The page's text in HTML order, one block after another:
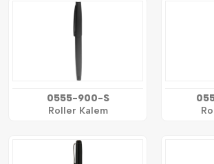
0555-900-S
Roller Kalem